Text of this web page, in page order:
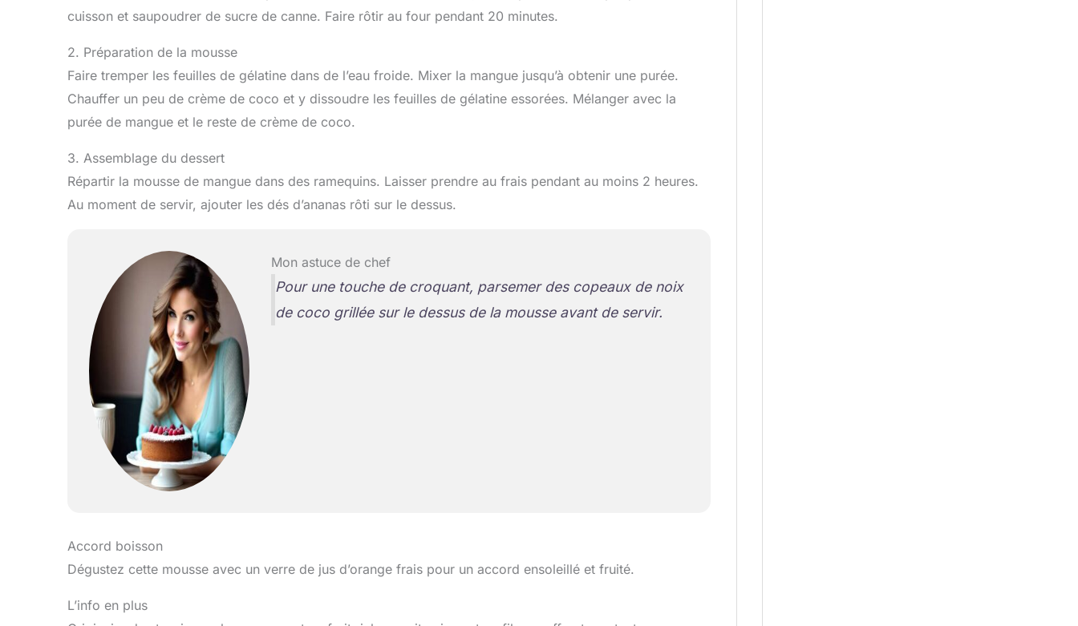
cuisson et saupoudrer de sucre de canne. Faire rôtir au four pendant 20 minutes.
2. Préparation de la mousse
Faire tremper les feuilles de gélatine dans de l’eau froide. Mixer la mangue jusqu’à obtenir une purée.
Chauffer un peu de crème de coco et y dissoudre les feuilles de gélatine essorées. Mélanger avec la
purée de mangue et le reste de crème de coco.
3. Assemblage du dessert
Répartir la mousse de mangue dans des ramequins. Laisser prendre au frais pendant au moins 2 heures.
Au moment de servir, ajouter les dés d’ananas rôti sur le dessus.
Mon astuce de chef
Pour une touche de croquant, parsemer des copeaux de noix
de coco grillée sur le dessus de la mousse avant de servir.
Accord boisson
Dégustez cette mousse avec un verre de jus d’orange frais pour un accord ensoleillé et fruité.
L’info en plus